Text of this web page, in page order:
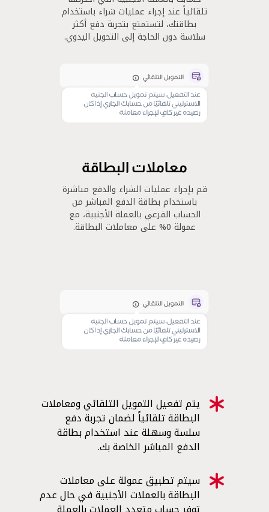
تلقائياً عند إجراء عمليات شراء باستخدام
بطاقتك، لتستمتع بتجربة دفع أكثر
سلاسة دون الحاجة إلى التحويل اليدوي.
معاملات البطاقة
قم بإجراء عمليات الشراء والدفع مباشرة
باستخدام بطاقة الدفع المباشر من
الحساب الفرعي بالعملة الأجنبية، مع
عمولة 0% على معاملات البطاقة.
يتم تفعيل التمويل التلقائي ومعاملات
البطاقة تلقائياً لضمان تجربة دفع
سلسة وسهلة عند استخدام بطاقة
الدفع المباشر الخاصة بك.
سيتم تطبيق عمولة على معاملات
البطاقة بالعملات الأجنبية في حال عدم